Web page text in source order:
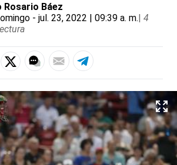
Rosario Báez
- jul. 23, 2022 | 09:39 a. m.| 4